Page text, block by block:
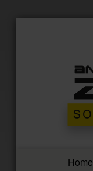
Home